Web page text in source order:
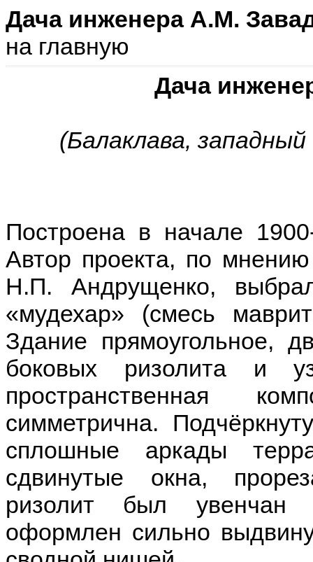
Дача инженера A.M.
на главную
Дача
(Балаклава,
Построена в начале
Автор проекта, по
Н.П. Андрущенко,
«мудехар» (смесь
Здание прямоугольное,
боковых ризолита и
пространственная
симметрична.
сплошные аркады
сдвинутые окна,
ризолит был увенчан
оформлен сильно